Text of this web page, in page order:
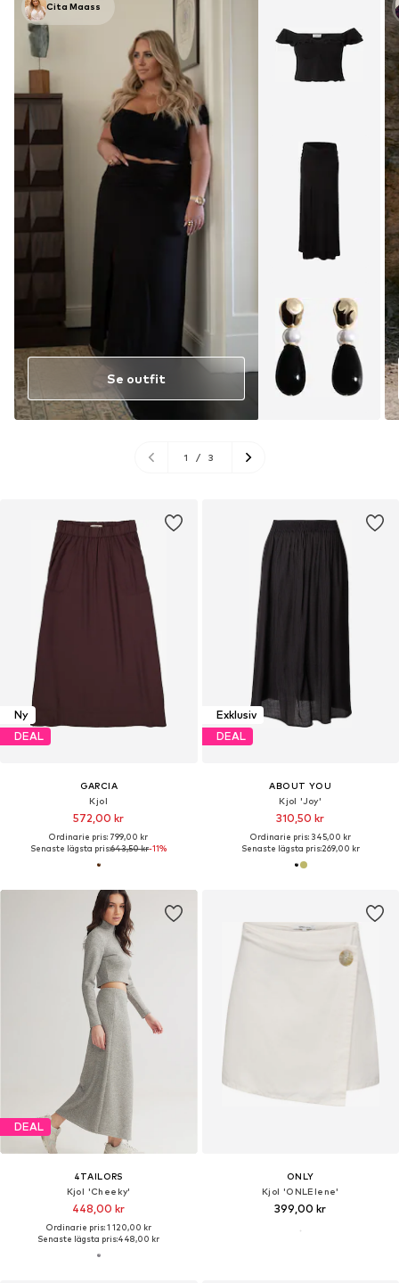
Ny
DEAL
GARCIA
Kjol
572,00 kr
Ordinarie pris: 799,00 kr
Senaste lägsta pris:643,50 kr-11%
Exklusiv
DEAL
ABOUT YOU
Kjol 'Joy'
310,50 kr
Ordinarie pris: 345,00 kr
Senaste lägsta pris:269,00 kr
DEAL
4TAILORS
Kjol 'Cheeky'
448,00 kr
Ordinarie pris: 1 120,00 kr
Senaste lägsta pris:448,00 kr
ONLY
Kjol 'ONLElene'
399,00 kr
Cita Maass
Se outfit
1 / 3